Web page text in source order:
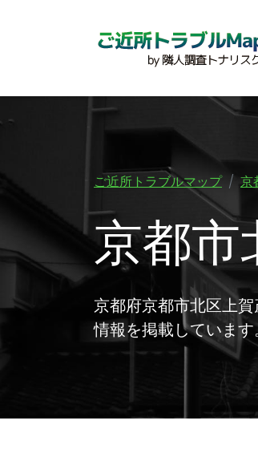
ご近所トラブルマップ 京
京都
京都府京都市北区上
情報を掲載しています